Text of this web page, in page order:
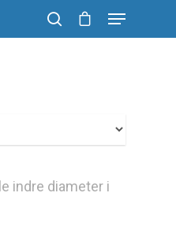
tryk på enter
indre diameter i